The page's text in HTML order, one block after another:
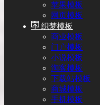
苹果模板
网页模板
织梦模板
商业模板
门户模板
小说模板
淘客模板
下载站模板
商城模板
手机模板